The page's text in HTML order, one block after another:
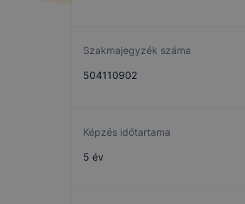
Szakmajegyzék száma
504110902
Képzés időtartama
5 év